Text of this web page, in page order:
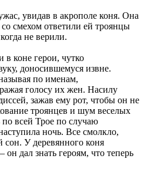
увидав в акрополе коня. Она
смехом ответили ей троянцы
не верили.
в коне герои, чутко
доносившемуся извне.
по именам,
голосу их жен. Насилу
зажав ему рот, чтобы он не
троянцев и шум веселых
всей Трое по случаю
ночь. Все смолкло,
сон. У деревянного коня
дал знать героям, что теперь